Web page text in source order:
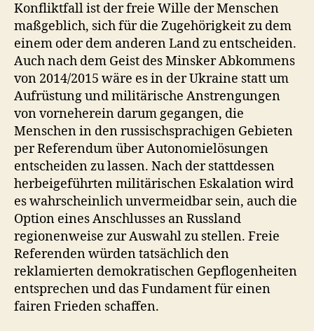
Konfliktfall ist der freie Wille der Menschen
maßgeblich, sich für die Zugehörigkeit zu dem
einem oder dem anderen Land zu entscheiden.
Auch nach dem Geist des Minsker Abkommens
von 2014/2015 wäre es in der Ukraine statt um
Aufrüstung und militärische Anstrengungen
von vorneherein darum gegangen, die
Menschen in den russischsprachigen Gebieten
per Referendum über Autonomielösungen
entscheiden zu lassen. Nach der stattdessen
herbeigeführten militärischen Eskalation wird
es wahrscheinlich unvermeidbar sein, auch die
Option eines Anschlusses an Russland
regionenweise zur Auswahl zu stellen. Freie
Referenden würden tatsächlich den
reklamierten demokratischen Gepflogenheiten
entsprechen und das Fundament für einen
fairen Frieden schaffen.